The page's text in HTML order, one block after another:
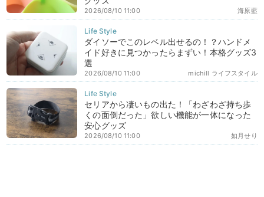
海原藍
2026/08/10 11:00
ダイソーでこのレベル出せるの！？ハンドメ
イド好きに見つかったらまずい！本格グッズ3
選
michill ライフスタイル
2026/08/10 11:00
セリアから凄いもの出た！「わざわざ持ち歩
くの面倒だった」欲しい機能が一体になった
安心グッズ
如月せり
2026/08/10 11:00